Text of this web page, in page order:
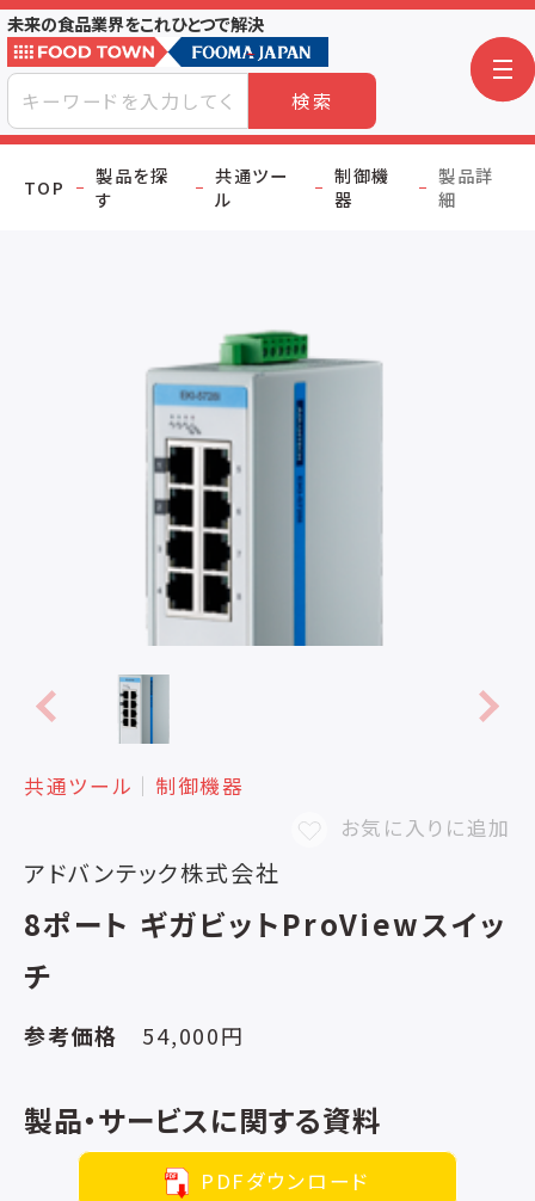
未来の食品業界をこれひとつで解決
検索
TOP
製品を探
す
共通ツー
ル
制御機
器
製品詳
細
共通ツール │ 制御機器
お気に入りに追加
アドバンテック株式会社
8ポート ギガビットProViewスイッ
チ
参考価格 54,000円
製品・サービスに関する資料
PDFダウンロード